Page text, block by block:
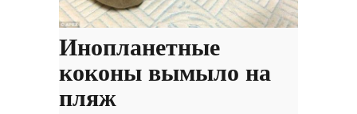
Инопланетные
коконы вымыло на
пляж